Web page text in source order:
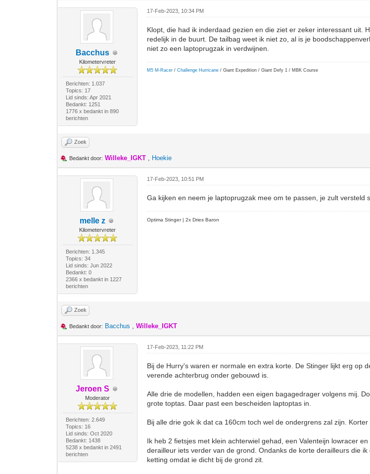
Bacchus
Kilometervreter
Berichten: 1.037
Topics: 17
Lid sinds: Apr 2021
Bedankt: 1251
1776 x bedankt in 890
berichten
17-Feb-2023, 10:34 PM
Klopt, die had ik inderdaad gezien en die ziet er zeker interessant uit.
redelijk in de buurt. De tailbag weet ik niet zo, al is je
niet zo een laptoprugzak in verdwijnen.
M5 M-Racer /Challenge Hurricane / Giant Expedition / Giant Defy 1 / MBK Course
Zoek
Bedankt door: Willeke_IGKT , Hoekie
melle z
Kilometervreter
Berichten: 1.345
Topics: 34
Lid sinds: Jun 2022
Bedankt: 0
2366 x bedankt in 1227
berichten
17-Feb-2023, 10:51 PM
Ga kijken en neem je laptoprugzak mee om te passen, je zult versteld
Optima Stinger |2x Dries Baron
Zoek
Bedankt door: Bacchus ,Willeke_IGKT
Jeroen S
Moderator
Berichten: 2.649
Topics: 16
Lid sinds: Oct 2020
Bedankt: 1438
5238 x bedankt in 2491
berichten
17-Feb-2023, 11:22 PM
Bij de Hurry's waren er normale en extra korte. De Stinger lijkt erg op
verende achterbrug onder gebouwd is.
Alle drie de modellen, hadden een eigen bagagedrager volgens mij.
grote toptas. Daar past een bescheiden laptoptas in.
Bij alle drie gok ik dat ca 160cm toch wel de ondergrens zal zijn.
Ik heb 2 fietsjes met klein achterwiel gehad, een Valenteijn lowracer
derailleur iets verder van de grond. Ondanks de korte derailleurs die
ketting omdat ie dicht bij de grond zit.